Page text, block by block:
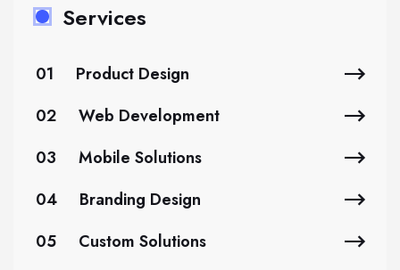
Services
01
Product Design
02
Web Development
03
Mobile Solutions
04
Branding Design
05
Custom Solutions